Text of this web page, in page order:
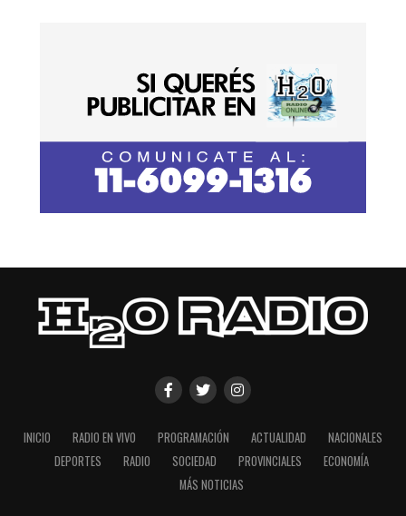
INICIO RADIO EN VIVO PROGRAMACIÓN ACTUALIDAD
NACIONALES
DEPORTES
RADIO SOCIEDAD PROVINCIALES
ECONOMÍA
MÁS NOTICIAS